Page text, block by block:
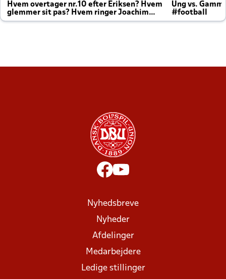
Hvem overtager nr.10 efter Eriksen? Hvem
glemmer sit pas? Hvem ringer Joachim
altid til efter kampe?
Ung vs.
#football
Nyhedsbreve
Nyheder
Afdelinger
Medarbejdere
Ledige stillinger